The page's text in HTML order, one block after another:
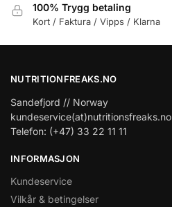
100% Trygg betaling
Kort / Faktura / Vipps / Klarna
NUTRITIONFREAKS.NO
Sandefjord // Norway
kundeservice(at)nutritionsfreaks.no
Telefon: (+47) 33 22 11 11
INFORMASJON
Kundeservice
Vilkår & betingelser